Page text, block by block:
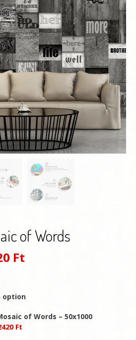
of Words
Ft.
Ft
is:
22420 Ft.
option
of Words – 50x1000
Ft